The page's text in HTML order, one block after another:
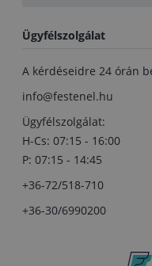
Ügyfélszolgálat
A kérdéseidre 24 órán
info@festenel.hu
Ügyfélszolgálat:
H-Cs: 07:15 - 16:00
P: 07:15 - 14:45
+36-72/518-710
+36-30/6990200